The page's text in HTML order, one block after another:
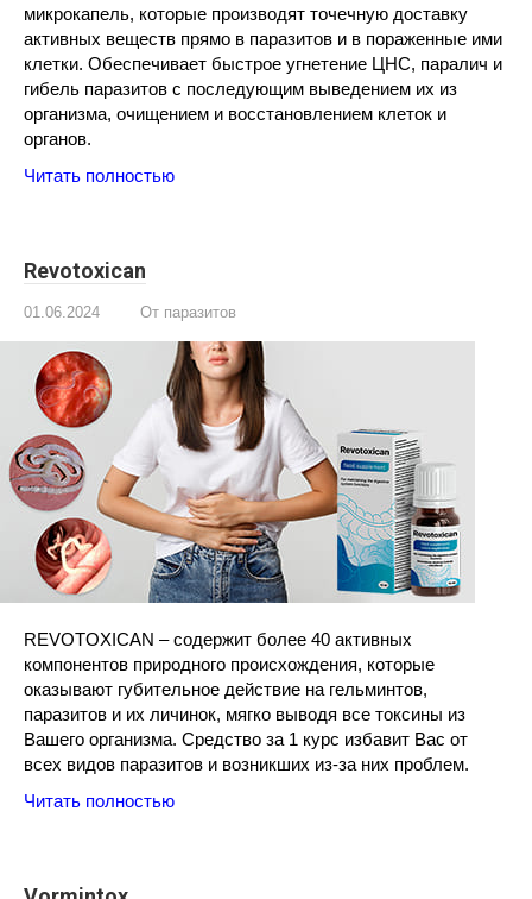
микрокапель, которые производят точечную доставку
активных веществ прямо в паразитов и в пораженные ими
клетки. Обеспечивает быстрое угнетение ЦНС, паралич и
гибель паразитов с последующим выведением их из
организма, очищением и восстановлением клеток и
органов.
Читать полностью
Revotoxican
01.06.2024 От паразитов
REVOTOXICAN – содержит более 40 активных
компонентов природного происхождения, которые
оказывают губительное действие на гельминтов,
паразитов и их личинок, мягко выводя все токсины из
Вашего организма. Средство за 1 курс избавит Вас от
всех видов паразитов и возникших из-за них проблем.
Читать полностью